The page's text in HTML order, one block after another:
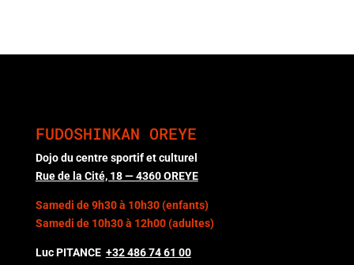
FUDOSHINKAN OREYE
Dojo du centre sportif et culturel
Rue de la Cité, 18 — 4360 OREYE
Samedi de 9h30 à 10h30 (enfants)
Samedi de 10h30 à 12h00 (adultes)
Luc PITANCE +32 486 74 61 00